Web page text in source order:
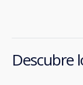
Descubre